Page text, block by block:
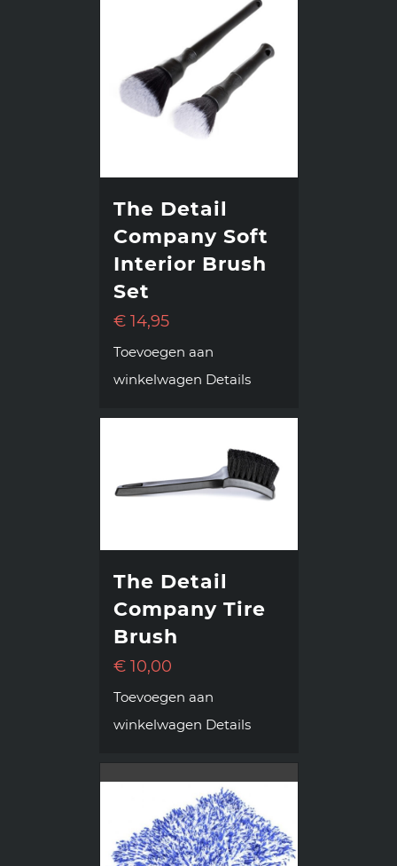
The Detail
Company Soft
Interior Brush
Set
€14,95
Toevoegen aan
winkelwagen Details
The Detail
Company Tire
Brush
€10,00
Toevoegen aan
winkelwagen Details